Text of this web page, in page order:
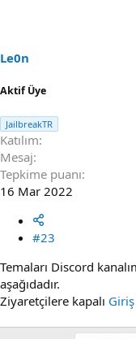
:
Le0n
Aktif Üye
JailbreakTR
Katılım
Mesaj
Tepkime puanı
16 Mar 2022
#23
Temaları Discord
aşağıdadır.
Ziyaretçilere kapalı